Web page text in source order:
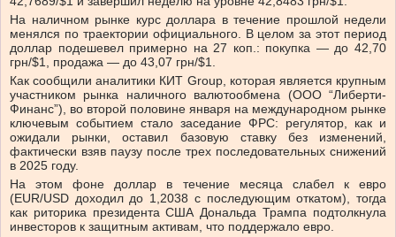
На наличном рынке курс доллара в течение прошлой недели
менялся по траектории официального. В целом за этот период
доллар подешевел примерно на 27 коп.: покупка — до 42,70
грн/$1, продажа — до 43,07 грн/$1.
Как сообщили аналитики КИТ Group, которая является крупным
участником рынка наличного валютообмена (ООО “Либерти-
Финанс”), во второй половине января на международном рынке
ключевым событием стало заседание ФРС: регулятор, как и
ожидали рынки, оставил базовую ставку без изменений,
фактически взяв паузу после трех последовательных снижений
в 2025 году.
На этом фоне доллар в течение месяца слабел к евро
(EUR/USD доходил до 1,2038 с последующим откатом), тогда
как риторика президента США Дональда Трампа подтолкнула
инвесторов к защитным активам, что поддержало евро.